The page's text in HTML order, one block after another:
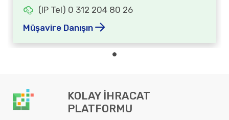
(IP Tel) 0 312 204 80 26
Müşavire Danışın
KOLAY İHRACAT
PLATFORMU